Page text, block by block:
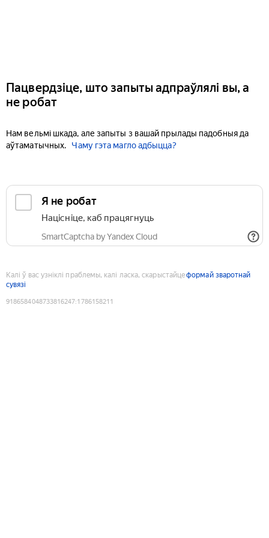
Пацвердзіце, што запыты адпраўлялі вы, а
не робат
Нам вельмі шкада, але запыты з вашай прылады падобныя да
аўтаматычных.
Чаму гэта магло адбыцца?
Я не робат
Націсніце, каб працягнуць
SmartCaptcha by Yandex Cloud
Калі ў вас узніклі праблемы, калі ласка, скарыстайцеформай зваротнай
сувязі
9186584048733816247:1786158211